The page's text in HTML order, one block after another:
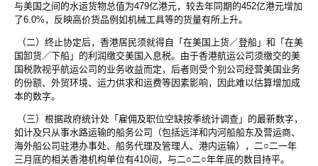
与美国之间的水运货物总值为479亿港元，较去年同期的452亿港元增加
了6.0%，反映高价货品例如机械工具等的货量有所上升。
（二）终止协定后，香港居民须就得自「在美国上货／登船」和「在美
国卸货／下船」的利润缴交美国入息税。由于香港航运公司须缴交的美
国税款视乎航运公司的业务收益而定，后者则受个别公司经营美国业务
的份额、外贸环境、运力供求和运费等因素影响，因此难以估算增加成
本的数字。
（三）根据政府统计处「雇佣及职位空缺按季统计调查」的最新数字，
如计及只从事水路运输的船务公司（包括远洋和内河船船东及营运商、
海外船公司驻港办事处、船务代理及管理人、港内运输），二○二一年
三月底的相关香港机构单位有410间，与二○二○年年底的数目持平。